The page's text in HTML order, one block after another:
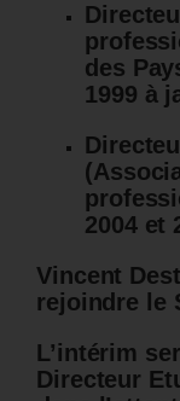
des
1999 à
2004 et
Vincent
rejoindre le
L’intérim
Directeur